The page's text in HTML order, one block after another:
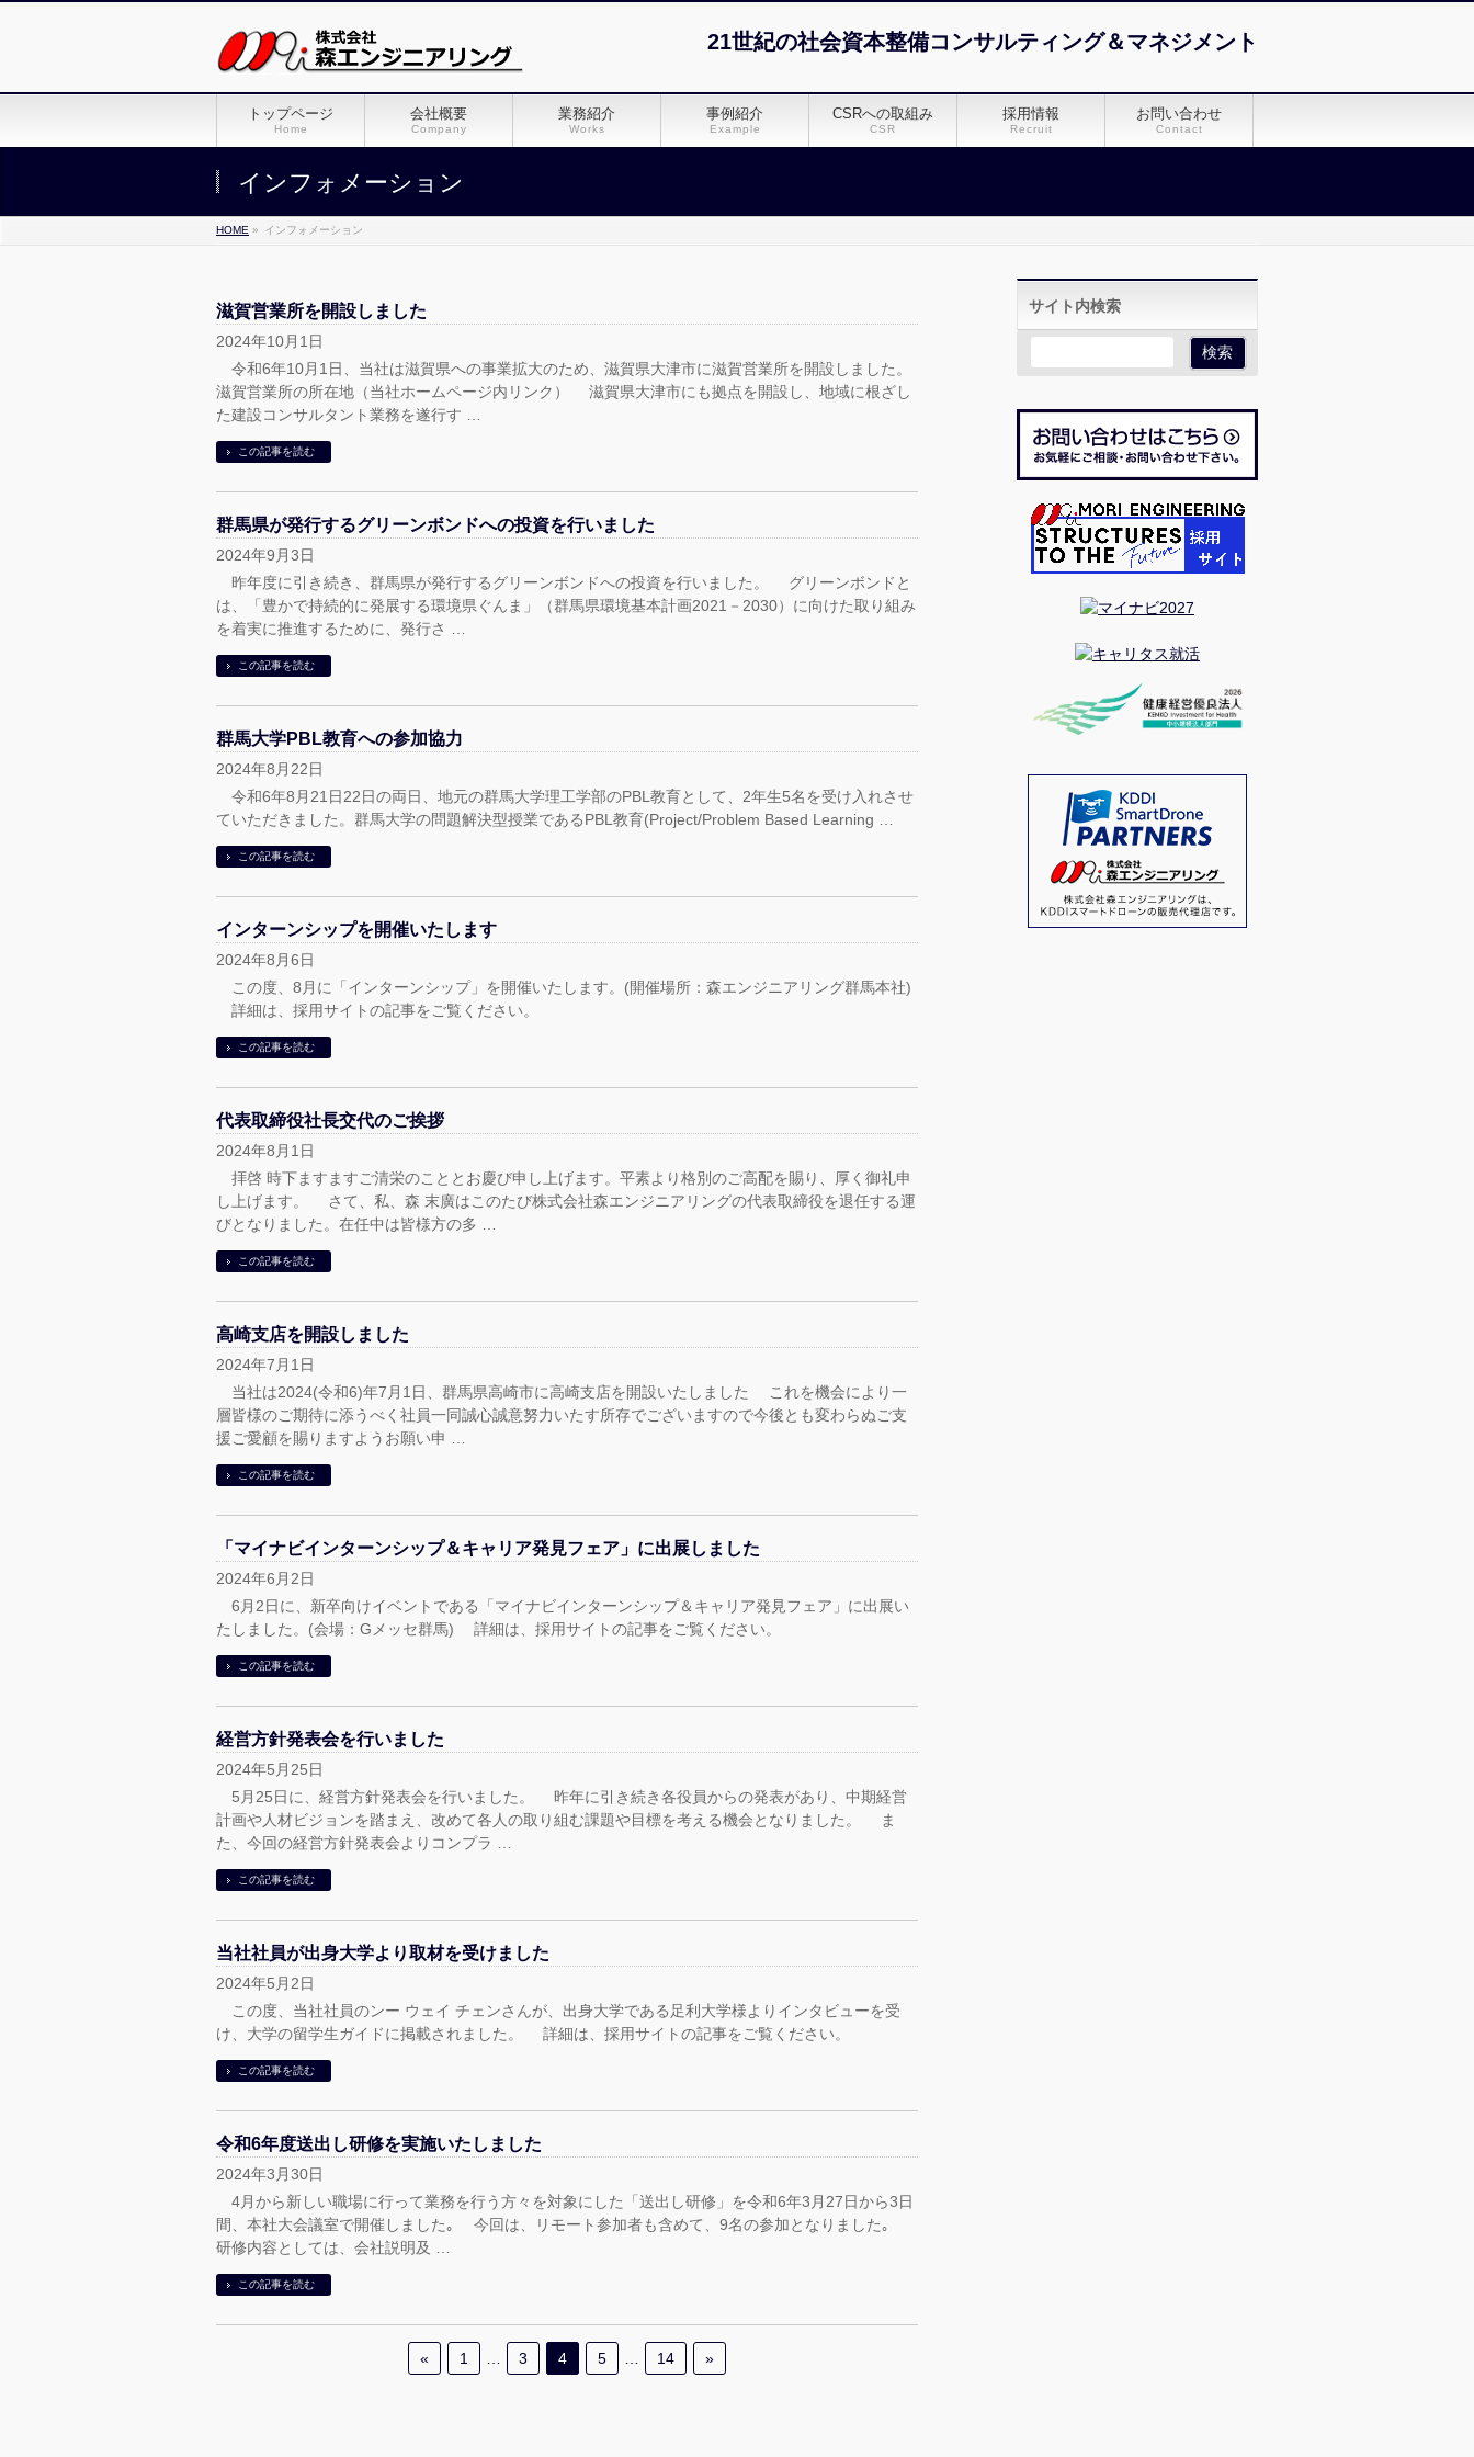
21世紀の社会資本整備コンサルティング＆マネジメント
トップページ
Home
会社概要
Company
業務紹介
Works
事例紹介
Example
CSRへの取組み
CSR
採用情報
Recruit
お問い合わせ
Contact
インフォメーション
HOME » インフォメーション
滋賀営業所を開設しました
2024年10月1日
令和6年10月1日、当社は滋賀県への事業拡大のため、滋賀県大津市に滋賀営業所を開設しました。
滋賀営業所の所在地（当社ホームページ内リンク） 滋賀県大津市にも拠点を開設し、地域に根ざし
た建設コンサルタント業務を遂行す …
この記事を読む
群馬県が発行するグリーンボンドへの投資を行いました
2024年9月3日
昨年度に引き続き、群馬県が発行するグリーンボンドへの投資を行いました。 グリーンボンドと
は、「豊かで持続的に発展する環境県ぐんま」（群馬県環境基本計画2021－2030）に向けた取り組み
を着実に推進するために、発行さ …
この記事を読む
群馬大学PBL教育への参加協力
2024年8月22日
令和6年8月21日22日の両日、地元の群馬大学理工学部のPBL教育として、2年生5名を受け入れさせ
ていただきました。群馬大学の問題解決型授業であるPBL教育(Project/Problem Based Learning …
この記事を読む
インターンシップを開催いたします
2024年8月6日
この度、8月に「インターンシップ」を開催いたします。(開催場所：森エンジニアリング群馬本社)
詳細は、採用サイトの記事をご覧ください。
この記事を読む
代表取締役社長交代のご挨拶
2024年8月1日
拝啓 時下ますますご清栄のこととお慶び申し上げます。平素より格別のご高配を賜り、厚く御礼申
し上げます。 さて、私、森 末廣はこのたび株式会社森エンジニアリングの代表取締役を退任する運
びとなりました。在任中は皆様方の多 …
この記事を読む
高崎支店を開設しました
2024年7月1日
当社は2024(令和6)年7月1日、群馬県高崎市に高崎支店を開設いたしました これを機会により一
層皆様のご期待に添うべく社員一同誠心誠意努力いたす所存でございますので今後とも変わらぬご支
援ご愛顧を賜りますようお願い申 …
この記事を読む
「マイナビインターンシップ＆キャリア発見フェア」に出展しました
2024年6月2日
6月2日に、新卒向けイベントである「マイナビインターンシップ＆キャリア発見フェア」に出展い
たしました。(会場：Gメッセ群馬) 詳細は、採用サイトの記事をご覧ください。
この記事を読む
経営方針発表会を行いました
2024年5月25日
5月25日に、経営方針発表会を行いました。 昨年に引き続き各役員からの発表があり、中期経営
計画や人材ビジョンを踏まえ、改めて各人の取り組む課題や目標を考える機会となりました。 ま
た、今回の経営方針発表会よりコンプラ …
この記事を読む
当社社員が出身大学より取材を受けました
2024年5月2日
この度、当社社員のンー ウェイ チェンさんが、出身大学である足利大学様よりインタビューを受
け、大学の留学生ガイドに掲載されました。 詳細は、採用サイトの記事をご覧ください。
この記事を読む
令和6年度送出し研修を実施いたしました
2024年3月30日
4月から新しい職場に行って業務を行う方々を対象にした「送出し研修」を令和6年3月27日から3日
間、本社大会議室で開催しました｡ 今回は、リモート参加者も含めて、9名の参加となりました｡
研修内容としては、会社説明及 …
この記事を読む
« 1 3 4 5 14 »
サイト内検索